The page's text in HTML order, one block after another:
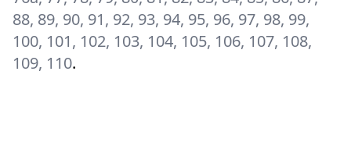
88, 89, 90, 91, 92, 93, 94, 95, 96, 97, 98, 99,
100, 101, 102, 103, 104, 105, 106, 107, 108,
109, 110.